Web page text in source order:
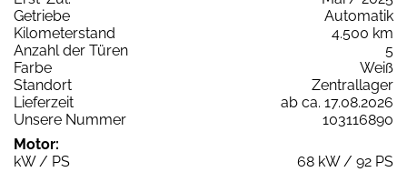
Getriebe
Automatik
Kilometerstand
4.500 km
Anzahl der Türen
5
Farbe
Weiß
Standort
Zentrallager
Lieferzeit
ab ca. 17.08.2026
Unsere Nummer
103116890
Motor:
kW / PS
68 kW / 92 PS